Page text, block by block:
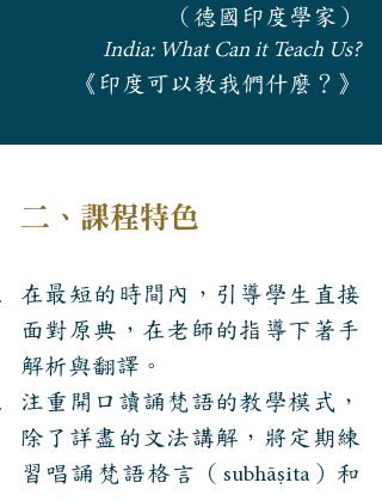
（德國印度學家）
India: What Can it Teach Us?
《印度可以教我們什麼？》
二、課程特色
在最短的時間內，引導學生直接
面對原典，在老師的指導下著手
解析與翻譯。
注重開口讀誦梵語的教學模式，
除了詳盡的文法講解，將定期練
習唱誦梵語格言（ subhāṣita）和